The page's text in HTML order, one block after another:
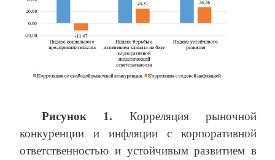
Рисунок 1. Корреляция рыночной
конкуренции и инфляции с корпоративной
ответственностью и устойчивым развитием в